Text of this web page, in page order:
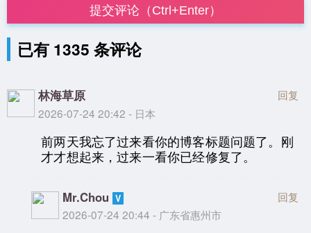
提交评论（Ctrl+Enter）
已有 1335 条评论
林海草原
2026-07-24 20:42 - 日本
回复
前两天我忘了过来看你的博客标题问题了。刚
才才想起来，过来一看你已经修复了。
Mr.Chou
2026-07-24 20:44 - 广东省惠州市
回复